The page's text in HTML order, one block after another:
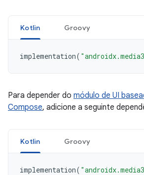
Kotlin Groovy
implementation(
Para depender do módulo de UI
Compose, adicione a seguinte
Kotlin Groovy
implementation(